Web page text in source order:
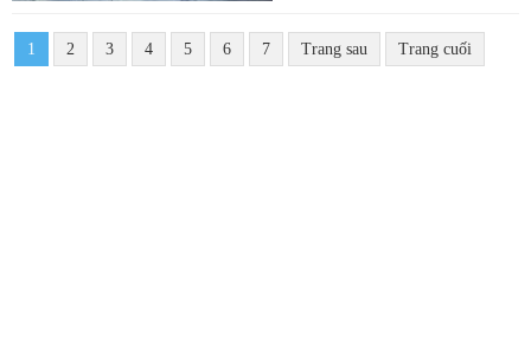
1 2 3 4 5 6 7 Trang sau Trang cuối